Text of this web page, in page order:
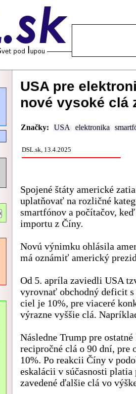
USA pre
nové vysoké clá
Značky: USA elektronika
DSL.sk, 13.4.2025
Spojené štáty americké
uplatňovať na rozličné
smartfónov a počítačov,
importu z Číny.
Novú výnimku ohlásila
má oznámiť americký
Od 5. apríla zaviedli USA
vyrovnať obchodný deficit
ciel je 10%, pre viaceré
výrazne vyššie clá.
Následne Trump pre
recipročné clá o 90 dní, pre
10%. Po reakcii Číny v
eskalácii v súčasnosti
zavedené ďalšie clá vo